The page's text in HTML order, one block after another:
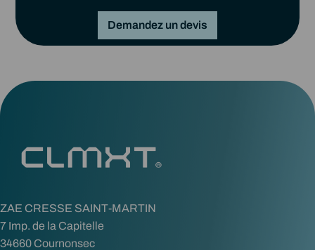
Demandez un devis
ZAE CRESSE SAINT-MARTIN
7 Imp. de la Capitelle
34660 Cournonsec